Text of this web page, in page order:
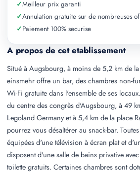
A propos de cet etablissement
Situé à Augsbourg, à moins de 5,2 km de
einsmehr offre un bar, des chambres non-
Wi-Fi gratuite dans l'ensemble de ses
du centre des congrès d'Augsbourg, à 49
Legoland Germany et à 5,4 km de la place
pourrez vous désaltérer au snack-bar.
équipées d'une télévision à écran plat et
disposent d'une salle de bains privative
toilette gratuits. Certaines chambres sont
✓Meilleur prix garanti
✓Annulation gratuite sur de nombreuses
✓Paiement 100% securise